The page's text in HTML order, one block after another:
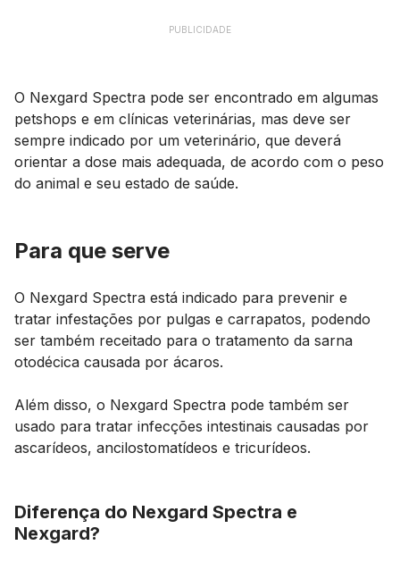
PUBLICIDADE
O Nexgard Spectra pode ser encontrado em algumas
petshops e em clínicas veterinárias, mas deve ser
sempre indicado por um veterinário, que deverá
orientar a dose mais adequada, de acordo com o peso
do animal e seu estado de saúde.
Para que serve
O Nexgard Spectra está indicado para prevenir e
tratar infestações por pulgas e carrapatos, podendo
ser também receitado para o tratamento da sarna
otodécica causada por ácaros.
Além disso, o Nexgard Spectra pode também ser
usado para tratar infecções intestinais causadas por
ascarídeos, ancilostomatídeos e tricurídeos.
Diferença do Nexgard Spectra e
Nexgard?